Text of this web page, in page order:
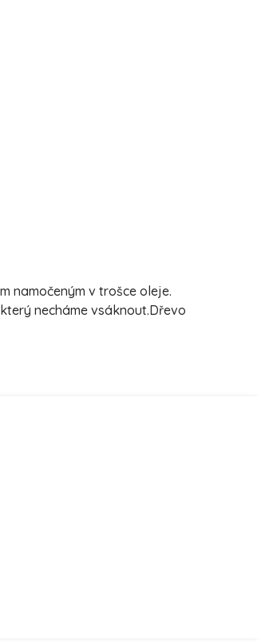
namočeným v trošce oleje.
necháme vsáknout.Dřevo